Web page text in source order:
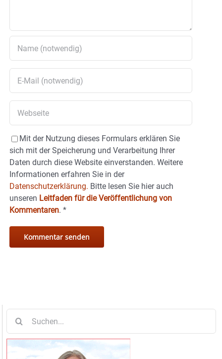
Mit der Nutzung dieses Formulars erklären Sie
sich mit der Speicherung und Verarbeitung Ihrer
Daten durch diese Website einverstanden. Weitere
Informationen erfahren Sie in der
Datenschutzerklärung. Bitte lesen Sie hier auch
unseren Leitfaden für die Veröffentlichung von
Kommentaren. *
nach: